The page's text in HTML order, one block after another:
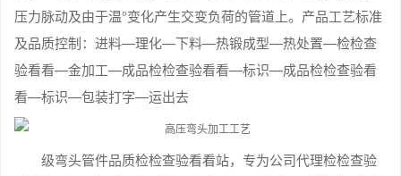
压力脉动及由于温°变化产生交变负荷的管道上。产品工艺标准
及品质控制：进料—理化—下料—热锻成型—热处置—检检查
验看看—金加工—成品检检查验看看—标识—成品检检查验看
看—标识—包装打字—运出去
级弯头管件品质检检查验看看站，专为公司代理检检查验